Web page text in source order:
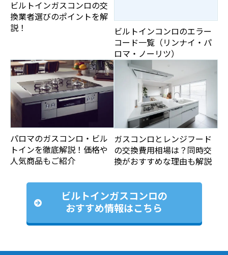
ビルトインガスコンロの交
換業者選びのポイントを解
説！
ビルトインコンロのエラー
コード一覧（リンナイ・パ
ロマ・ノーリツ）
パロマのガスコンロ・ビル
トインを徹底解説！価格や
人気商品もご紹介
ガスコンロとレンジフード
の交換費用相場は？同時交
換がおすすめな理由も解説
ビルトインガスコンロの
おすすめ情報はこちら